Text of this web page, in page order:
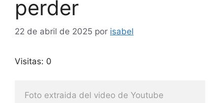
perder
22 de abril de 2025 por isabel
Visitas: 0
Foto extraida del video de Youtube